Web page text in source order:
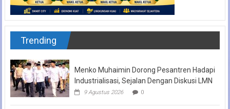
Trending
Menko Muhaimin Dorong Pesantren Hadapi
Industrialisasi, Sejalan Dengan Diskusi LMN
9 Agustus 2026 0